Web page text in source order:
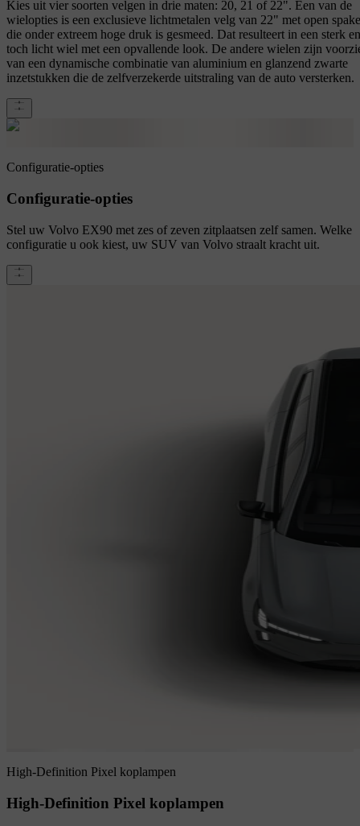
Kies uit vier soorten velgen in drie maten: 20, 21 of 22". Een van de
wielopties is een exclusieve lichtmetalen velg van 22" met open
die onder extreem hoge druk is gesmeed. Dat resulteert in een sterk en
toch licht wiel met een opvallende look. De andere wielen zijn
van een dynamische combinatie van aluminium en glanzend zwarte
inzetstukken die de zelfverzekerde uitstraling van de auto versterken.
Configuratie-opties
Configuratie-opties
Stel uw Volvo EX90 met zes of zeven zitplaatsen zelf samen. Welke
configuratie u ook kiest, uw SUV van Volvo straalt kracht uit.
High-Definition Pixel koplampen
High-Definition Pixel koplampen